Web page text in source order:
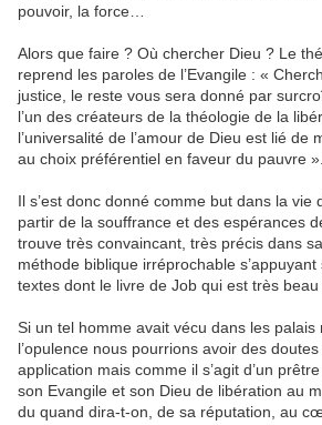
pouvoir, la force…
Alors que faire ? Où chercher Dieu ? Le
reprend les paroles de l’Evangile : «
justice, le reste vous sera donné par
l’un des créateurs de la théologie de la
l’universalité de l’amour de Dieu est lié de
au choix préférentiel en faveur du pauvre ».
Il s’est donc donné comme but dans la vie
partir de la souffrance et des espérances
trouve très convaincant, très précis dans
méthode biblique irréprochable
textes dont le livre de Job qui est très beau
Si un tel homme avait vécu dans les palais
l’opulence nous pourrions avoir des
application mais comme il s’agit d’un
son Evangile et son Dieu de libération au
du quand dira-t-on, de sa réputation, au